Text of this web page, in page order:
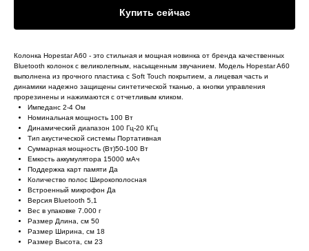
Купить сейчас
Колонка Hopestar A60 - это стильная и мощная новинка от бренда качественных
Bluetooth колонок с великолепным, насыщенным звучанием. Модель Hopestar A60
выполнена из прочного пластика с Soft Touch покрытием, а лицевая часть и
динамики надежно защищены синтетической тканью, а кнопки управления
прорезинены и нажимаются с отчетливым кликом.
Импеданс 2-4 Ом
Номинальная мощность 100 Вт
Динамический диапазон 100 Гц-20 КГц
Тип акустической системы Портативная
Суммарная мощность (Вт)50-100 Вт
Емкость аккумулятора 15000 мАч
Поддержка карт памяти Да
Количество полос Широкополосная
Встроенный микрофон Да
Версия Bluetooth 5,1
Вес в упаковке 7.000 г
Размер Длина, см 50
Размер Ширина, см 18
Размер Высота, см 23